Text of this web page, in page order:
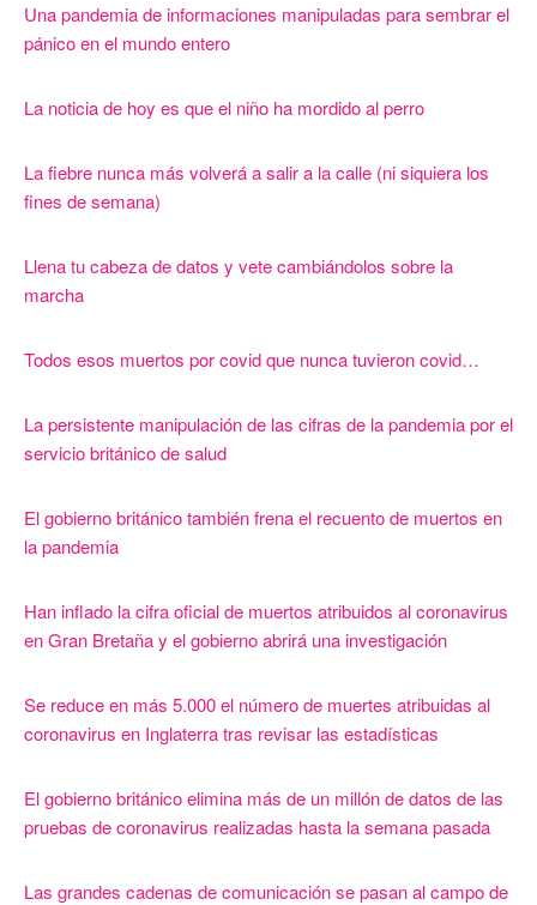
Una pandemia de informaciones manipuladas para sembrar el
pánico en el mundo entero
La noticia de hoy es que el niño ha mordido al perro
La fiebre nunca más volverá a salir a la calle (ni siquiera los
fines de semana)
Llena tu cabeza de datos y vete cambiándolos sobre la
marcha
Todos esos muertos por covid que nunca tuvieron covid…
La persistente manipulación de las cifras de la pandemia por el
servicio británico de salud
El gobierno británico también frena el recuento de muertos en
la pandemia
Han inflado la cifra oficial de muertos atribuidos al coronavirus
en Gran Bretaña y el gobierno abrirá una investigación
Se reduce en más 5.000 el número de muertes atribuidas al
coronavirus en Inglaterra tras revisar las estadísticas
El gobierno británico elimina más de un millón de datos de las
pruebas de coronavirus realizadas hasta la semana pasada
Las grandes cadenas de comunicación se pasan al campo de